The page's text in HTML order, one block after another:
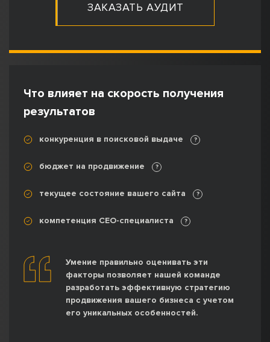
ЗАКАЗАТЬ АУДИТ
Что влияет на скорость получения
результатов
конкуренция в поисковой выдаче ?
бюджет на продвижение ?
текущее состояние вашего сайта ?
компетенция СЕО-специалиста ?
Умение правильно оценивать эти
факторы позволяет нашей команде
разработать эффективную стратегию
продвижения вашего бизнеса с учетом
его уникальных особенностей.